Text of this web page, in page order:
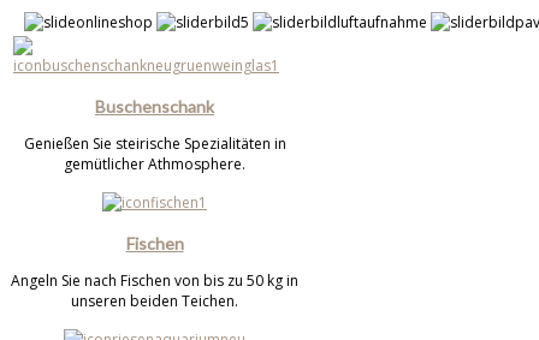
Buschenschank
Genießen Sie steirische Spezialitäten in
gemütlicher Athmosphere.
Fischen
Angeln Sie nach Fischen von bis zu 50 kg in
unseren beiden Teichen.